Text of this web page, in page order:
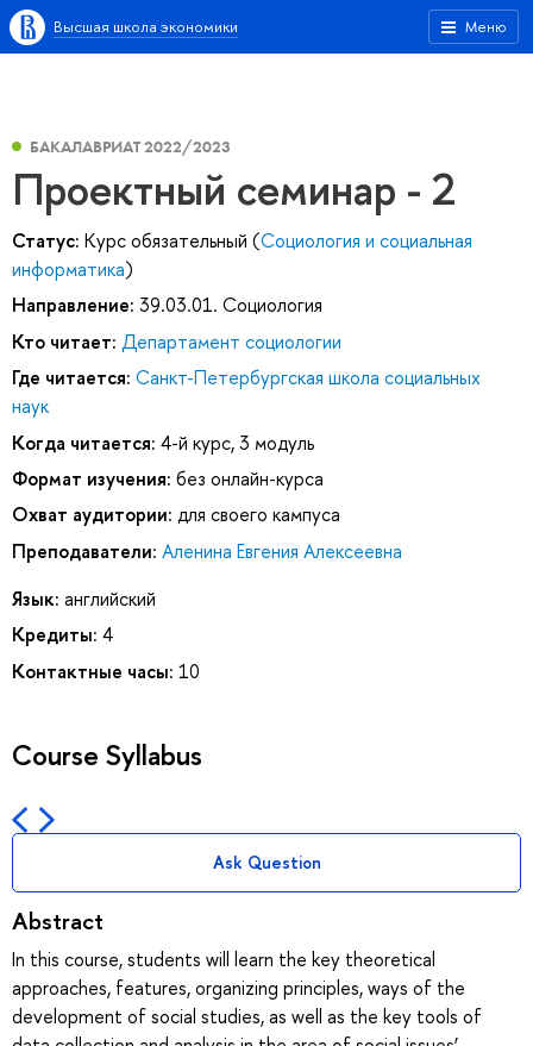
Меню
Высшая школа экономики
БАКАЛАВРИАТ 2022/2023
Проектный семинар - 2
Статус: Курс обязательный (Социология и социальная
информатика)
Направление: 39.03.01. Социология
Кто читает: Департамент социологии
Где читается: Санкт-Петербургская школа социальных
наук
Когда читается: 4-й курс, 3 модуль
Формат изучения: без онлайн-курса
Охват аудитории: для своего кампуса
Преподаватели: Аленина Евгения Алексеевна
Язык: английский
Кредиты: 4
Контактные часы: 10
Course Syllabus
Ask Question
Abstract
In this course, students will learn the key theoretical
approaches, features, organizing principles, ways of the
development of social studies, as well as the key tools of